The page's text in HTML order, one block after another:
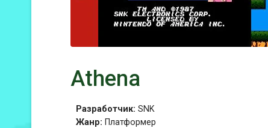
Athena
Разработчик: SNK
Жанр: Платформер